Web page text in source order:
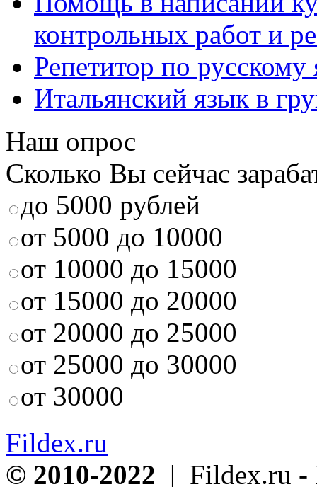
контрольных работ и
Репетитор по русскому
Итальянский язык в
Наш опрос
Сколько Вы сейчас
до 5000 рублей
от 5000 до 10000
от 10000 до 15000
от 15000 до 20000
от 20000 до 25000
от 25000 до 30000
от 30000
Fildex.ru
© 2010-2022 | Fildex.ru -